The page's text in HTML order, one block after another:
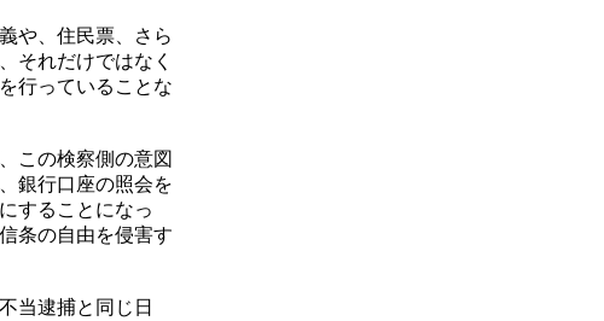
や、住民票、さら
それだけではなく
行っていることな
この検察側の意図
銀行口座の照会を
することになっ
条の自由を侵害す
当逮捕と同じ日